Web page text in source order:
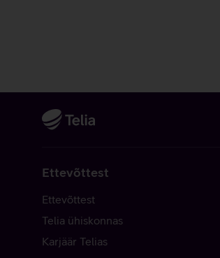
Ettevõttest
Ettevõttest
Telia ühiskonnas
Karjäär Telias